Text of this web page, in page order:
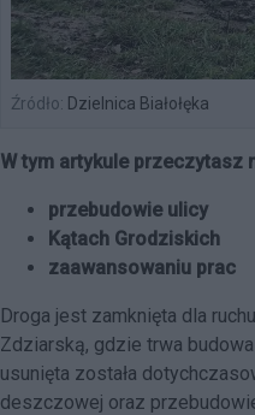
Źródło: Dzielnica Białołęka
W tym artykule przeczytasz
przebudowie ulicy
Kątach Grodziskich
zaawansowaniu prac
Droga jest zamknięta dla
Zdziarską, gdzie trwa
usunięta została
deszczowej oraz